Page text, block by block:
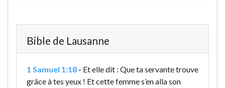
Bible de Lausanne
1 Samuel 1:18 - Et elle dit : Que ta servante trouve
grâce à tes yeux ! Et cette femme s’en alla son